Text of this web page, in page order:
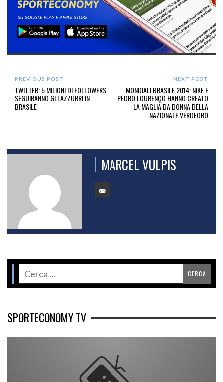
PREVIOUS POST
TWITTER: 5 MILIONI DI FOLLOWERS
SEGUIRANNO GLI AZZURRI IN
BRASILE
NEXT POST
MONDIALI BRASILE 2014: NIKE E
PEDRO LOURENÇO HANNO CREATO
LA MAGLIA DA DONNA DELLA
NAZIONALE VERDEORO
MARCEL VULPIS
SPORTECONOMY TV